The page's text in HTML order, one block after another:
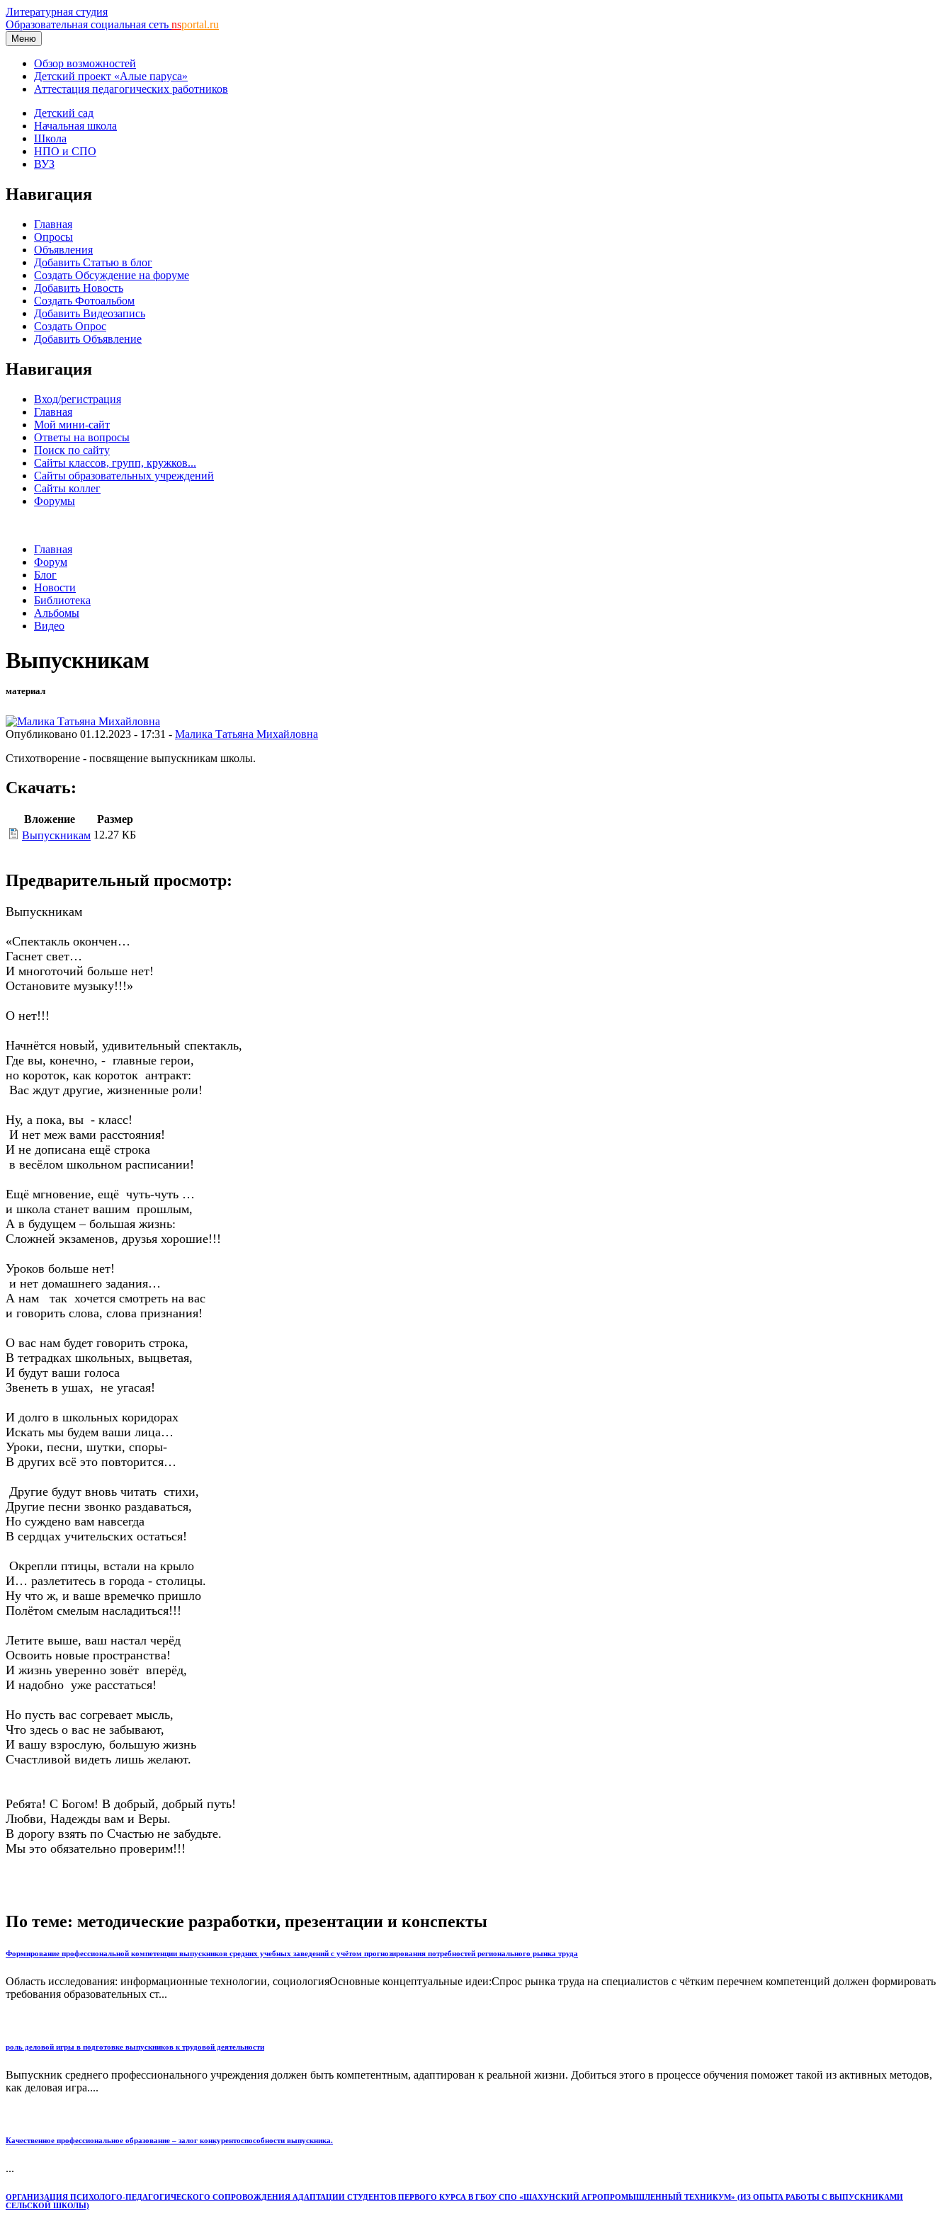
Литературная студия
Образовательная социальная сеть nsportal.ru
Меню
Обзор возможностей
Детский проект «Алые паруса»
Аттестация педагогических работников
Детский сад
Начальная школа
Школа
НПО и СПО
ВУЗ
Навигация
Главная
Опросы
Объявления
Добавить Статью в блог
Создать Обсуждение на форуме
Добавить Новость
Создать Фотоальбом
Добавить Видеозапись
Создать Опрос
Добавить Объявление
Навигация
Вход/регистрация
Главная
Мой мини-сайт
Ответы на вопросы
Поиск по сайту
Сайты классов, групп, кружков...
Сайты образовательных учреждений
Сайты коллег
Форумы
Главная
Форум
Блог
Новости
Библиотека
Альбомы
Видео
Выпускникам
материал
Опубликовано 01.12.2023 - 17:31 - Малика Татьяна Михайловна
Стихотворение - посвящение выпускникам школы.
Скачать:
Вложение
Размер
Выпускникам 12.27 КБ
Предварительный просмотр:
Выпускникам
«Спектакль окончен…
Гаснет свет…
И многоточий больше нет!
Остановите музыку!!!»
О нет!!!
Начнётся новый, удивительный спектакль,
Где вы, конечно, - главные герои,
но короток, как короток антракт:
Вас ждут другие, жизненные роли!
Ну, а пока, вы - класс!
И нет меж вами расстояния!
И не дописана ещё строка
в весёлом школьном расписании!
Ещё мгновение, ещё чуть-чуть …
и школа станет вашим прошлым,
А в будущем – большая жизнь:
Сложней экзаменов, друзья хорошие!!!
Уроков больше нет!
и нет домашнего задания…
А нам так хочется смотреть на вас
и говорить слова, слова признания!
О вас нам будет говорить строка,
В тетрадках школьных, выцветая,
И будут ваши голоса
Звенеть в ушах, не угасая!
И долго в школьных коридорах
Искать мы будем ваши лица…
Уроки, песни, шутки, споры-
В других всё это повторится…
Другие будут вновь читать стихи,
Другие песни звонко раздаваться,
Но суждено вам навсегда
В сердцах учительских остаться!
Окрепли птицы, встали на крыло
И… разлетитесь в города - столицы.
Ну что ж, и ваше времечко пришло
Полётом смелым насладиться!!!
Летите выше, ваш настал черёд
Освоить новые пространства!
И жизнь уверенно зовёт вперёд,
И надобно уже расстаться!
Но пусть вас согревает мысль,
Что здесь о вас не забывают,
И вашу взрослую, большую жизнь
Счастливой видеть лишь желают.
Ребята! С Богом! В добрый, добрый путь!
Любви, Надежды вам и Веры.
В дорогу взять по Счастью не забудьте.
Мы это обязательно проверим!!!
По теме: методические разработки, презентации и конспекты
Формирование профессиональной компетенции выпускников средних учебных заведений с учётом прогнозирования потребностей регионального рынка труда
Область исследования: информационные технологии, социологияОсновные концептуальные идеи:Спрос рынка труда на специалистов с чётким перечнем компетенций должен формировать
требования образовательных ст...
роль деловой игры в подготовке выпускников к трудовой деятельности
Выпускник среднего профессионального учреждения должен быть компетентным, адаптирован к реальной жизни. Добиться этого в процессе обучения поможет такой из активных методов,
как деловая игра....
Качественное профессиональное образование – залог конкурентоспособности выпускника.
...
ОРГАНИЗАЦИЯ ПСИХОЛОГО-ПЕДАГОГИЧЕСКОГО СОПРОВОЖДЕНИЯ АДАПТАЦИИ СТУДЕНТОВ ПЕРВОГО КУРСА В ГБОУ СПО «ШАХУНСКИЙ АГРОПРОМЫШЛЕННЫЙ ТЕХНИКУМ» (ИЗ ОПЫТА РАБОТЫ С ВЫПУСКНИКАМИ
СЕЛЬСКОЙ ШКОЛЫ)